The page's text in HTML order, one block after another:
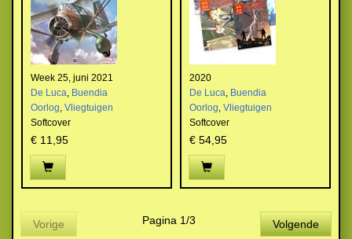
Week 25, juni 2021
De Luca, Buendia
Oorlog, Vliegtuigen
Softcover
€ 11,95
2020
De Luca, Buendia
Oorlog, Vliegtuigen
Softcover
€ 54,95
Vorige Pagina 1/3 Volgende